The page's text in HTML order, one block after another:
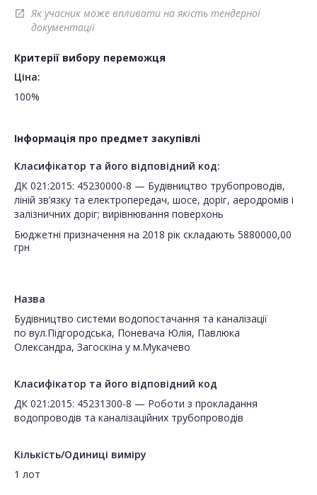
open_in_new
Як учасник може впливати на якість тендерної
документації
Критерії вибору переможця
Ціна:
100%
Інформація про предмет закупівлі
Класифікатор та його відповідний код:
ДК 021:2015: 45230000-8 — Будівництво трубопроводів,
ліній зв’язку та електропередач, шосе, доріг, аеродромів і
залізничних доріг; вирівнювання поверхонь
Бюджетні призначення на 2018 рік складають 5880000,00
грн
Назва
Будівництво системи водопостачання та каналізації
по вул.Підгородська, Поневача Юлія, Павлюка
Олександра, Загоскіна у м.Мукачево
Класифікатор та його відповідний код
ДК 021:2015: 45231300-8 — Роботи з прокладання
водопроводів та каналізаційних трубопроводів
Кількість/Одиниці виміру
1 лот